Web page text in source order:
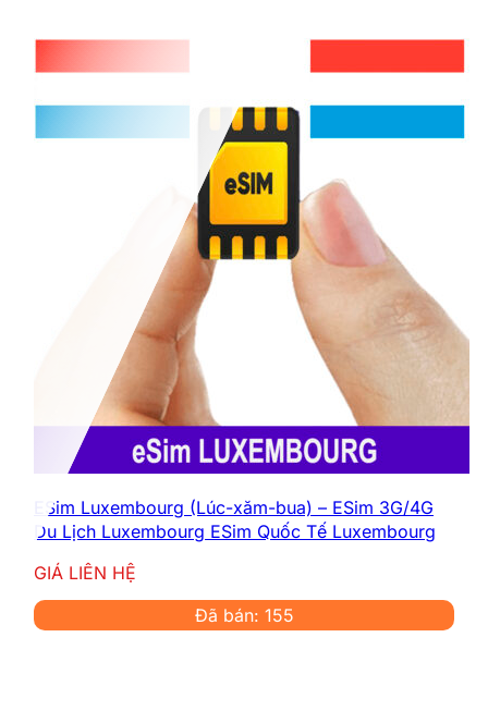
ESim Luxembourg (Lúc-xăm-bua) – ESim 3G/4G
Du Lịch Luxembourg ESim Quốc Tế Luxembourg
GIÁ LIÊN HỆ
Đã bán: 155